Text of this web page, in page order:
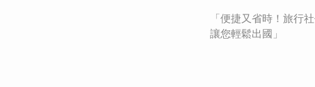
「便捷又省時！旅行
讓您輕鬆出國」